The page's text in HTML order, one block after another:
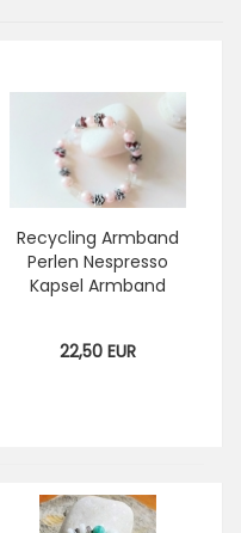
Recycling Armband
Perlen Nespresso
Kapsel Armband
Schmuck
22,50 EUR